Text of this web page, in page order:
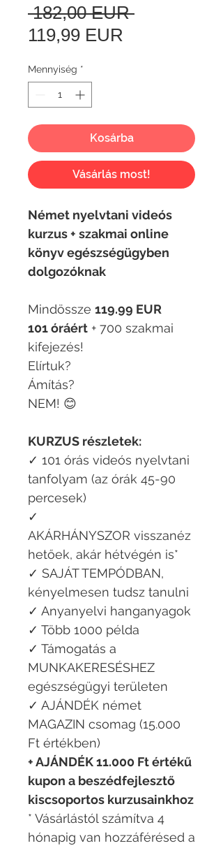
182,00 EUR Szokásos
119,99 EUR
Mennyiség *
Kosárba
Vásárlás most!
Német nyelvtani videós
kurzus + szakmai online
könyv egészségügyben
dolgozóknak
Mindössze 119.99 EUR
101 óráért + 700 szakmai
kifejezés!
Elírtuk?
Ámítás?
NEM! 😊
KURZUS részletek:
✓ 101 órás videós nyelvtani
tanfolyam (az órák 45-90
percesek)
✓
AKÁRHÁNYSZOR visszanéz
hetőek, akár hétvégén is*
✓ SAJÁT TEMPÓDBAN,
kényelmesen tudsz tanulni
✓ Anyanyelvi hanganyagok
✓ Több 1000 példa
✓ Támogatás a
MUNKAKERESÉSHEZ
egészségügyi területen
✓ AJÁNDÉK német
MAGAZIN csomag (15.000
Ft értékben)
+ AJÁNDÉK 11.000 Ft értékű
kupon a beszédfejlesztő
kiscsoportos kurzusainkhoz
* Vásárlástól számítva 4
hónapig van hozzáférésed a